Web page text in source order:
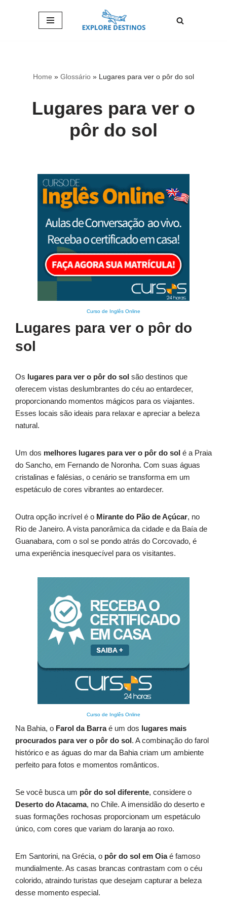
Home » Glossário » Lugares para ver o pôr do sol
Lugares para ver o
pôr do sol
Curso de Inglês Online
Lugares para ver o pôr do
sol
Os lugares para ver o pôr do sol são destinos que
oferecem vistas deslumbrantes do céu ao entardecer,
proporcionando momentos mágicos para os viajantes.
Esses locais são ideais para relaxar e apreciar a beleza
natural.
Um dos melhores lugares para ver o pôr do sol é a Praia
do Sancho, em Fernando de Noronha. Com suas águas
cristalinas e falésias, o cenário se transforma em um
espetáculo de cores vibrantes ao entardecer.
Outra opção incrível é o Mirante do Pão de Açúcar, no
Rio de Janeiro. A vista panorâmica da cidade e da Baía de
Guanabara, com o sol se pondo atrás do Corcovado, é
uma experiência inesquecível para os visitantes.
Curso de Inglês Online
Na Bahia, o Farol da Barraé um dos lugares mais
procurados para ver o pôr do sol. A combinação do farol
histórico e as águas do mar da Bahia criam um ambiente
perfeito para fotos e momentos românticos.
Se você busca um pôr do sol diferente, considere o
Deserto do Atacama, no Chile. A imensidão do deserto e
suas formações rochosas proporcionam um espetáculo
único, com cores que variam do laranja ao roxo.
Em Santorini, na Grécia, o pôr do sol em Oiaé famoso
mundialmente. As casas brancas contrastam com o céu
colorido, atraindo turistas que desejam capturar a beleza
desse momento especial.